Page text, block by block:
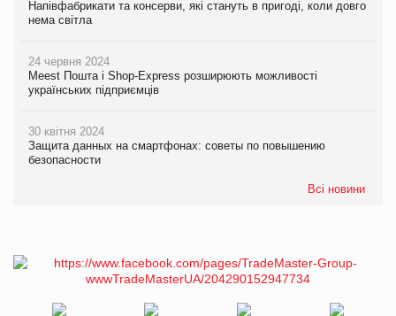
Напівфабрикати та консерви, які стануть в пригоді, коли довго
нема світла
24 червня 2024
Meest Пошта і Shop-Express розширюють можливості
українських підприємців
30 квітня 2024
Защита данных на смартфонах: советы по повышению
безопасности
Всі новини